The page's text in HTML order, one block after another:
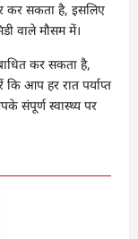
कर सकता है, इसलिए
वाले मौसम में।
कर सकता है,
आप हर रात पर्याप्त
संपूर्ण स्वास्थ्य पर